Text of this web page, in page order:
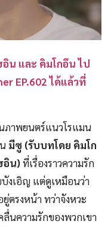
น และ คิมโกอึน ไป
EP.602 ได้แล้วที่
ภาพยนตร์แนวโรแมน
มีซู (รับบทโดย คิมโก
อิน)ที่เรื่องราวความรัก
งเอิญ แต่ดูเหมือนว่า
ตรงหน้า ทว่าจังหวะ
นความรักของพวกเขา